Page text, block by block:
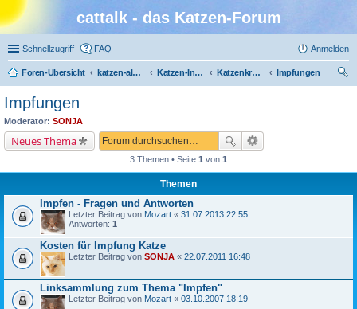
cattalk - das Katzen-Forum
Schnellzugriff FAQ Anmelden
Foren-Übersicht katzen-album.de Katzen-Infothek Katzenkrankheiten
Impfungen
Impfungen
Moderator: SONJA
Neues Thema
3 Themen • Seite 1 von 1
Themen
Impfen - Fragen und Antworten
Letzter Beitrag von Mozart « 31.07.2013 22:55
Antworten: 1
Kosten für Impfung Katze
Letzter Beitrag von SONJA « 22.07.2011 16:48
Linksammlung zum Thema "Impfen"
Letzter Beitrag von Mozart « 03.10.2007 18:19